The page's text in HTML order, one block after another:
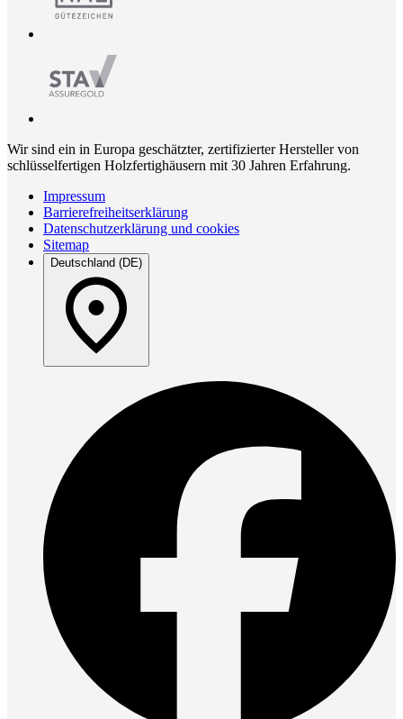
Wir sind ein in Europa geschätzter, zertifizierter Hersteller von
schlüsselfertigen Holzfertighäusern mit 30 Jahren Erfahrung.
Impressum
Barrierefreiheitserklärung
Datenschutzerklärung und cookies
Sitemap
Deutschland (DE)